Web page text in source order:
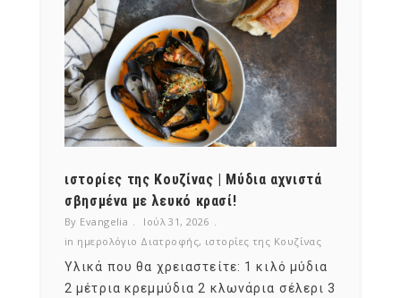
ιστορίες της Κουζίνας | Μύδια αχνιστά
σβησμένα με λευκό κρασί!
By Evangelia
Ιούλ 31, 2026
in ημερολόγιο Διατροφής, ιστορίες της Κουζίνας
Υλικά που θα χρειαστείτε: 1 κιλό μύδια
2 μέτρια κρεμμύδια 2 κλωνάρια σέλερι 3